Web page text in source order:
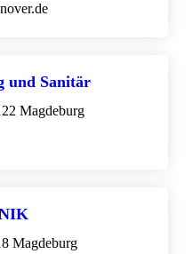
und Sanitär
Magdeburg
Magdeburg